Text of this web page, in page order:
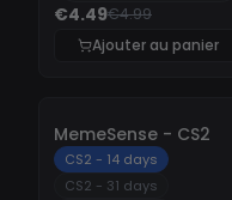
€4.49€4.99
Ajouter au panier
MemeSense - CS2
CS2 - 14 days
CS2 - 31 days